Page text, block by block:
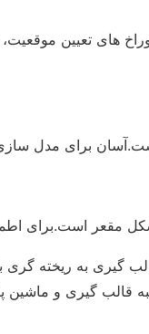
های تعیین
مقعر است.برای
جعبه قالب گیری و ماشین